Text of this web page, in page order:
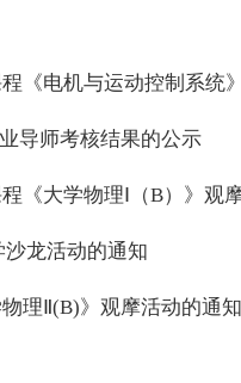
《电机与运动控制系统
导师考核结果的公示
《大学物理Ⅰ（B）》观
龙活动的通知
理Ⅱ(B)》观摩活动的通知